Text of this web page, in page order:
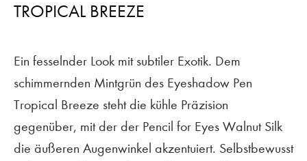
TROPICAL BREEZE
Ein fesselnder Look mit subtiler Exotik. Dem
schimmernden Mintgrün des Eyeshadow Pen
Tropical Breeze steht die kühle Präzision
gegenüber, mit der der Pencil for Eyes Walnut Silk
die äußeren Augenwinkel akzentuiert. Selbstbewusst